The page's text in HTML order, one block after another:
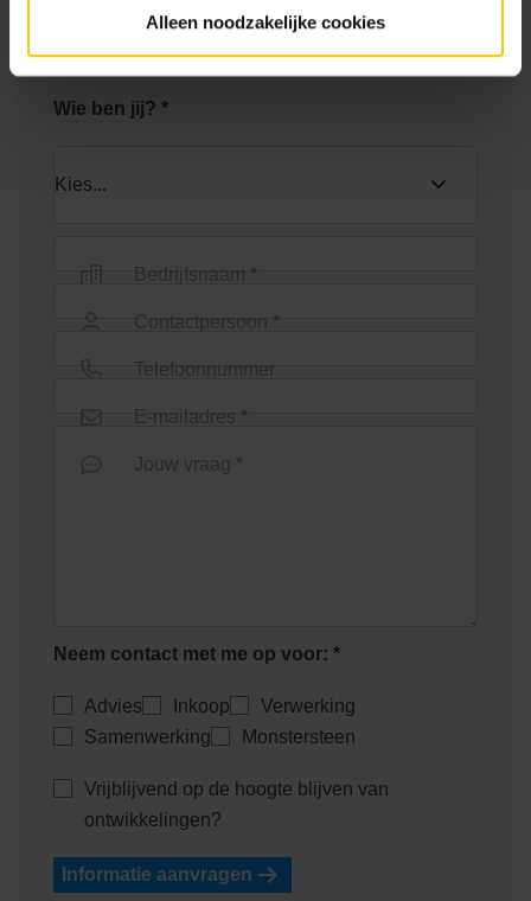
Alleen noodzakelijke cookies
met één van onze adviseur!
Wie ben jij? *
Bedrijfsnaam *
Contactpersoon *
Telefoonnummer
E-mailadres *
Jouw vraag *
Neem contact met me op voor: *
Advies Inkoop
Verwerking
Samenwerking
Monstersteen
Vrijblijvend op de hoogte blijven van
ontwikkelingen?
Informatie aanvragen